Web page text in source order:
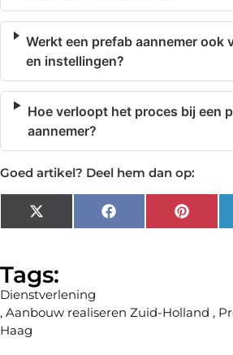
Werkt een prefab aannemer ook
en instellingen?
Hoe verloopt het proces bij een
aannemer?
Goed artikel? Deel hem dan op:
X
(Twitter)
Facebook
Tags:
Dienstverlening
, Aanbouw realiseren Zuid-Holland ,
Haag